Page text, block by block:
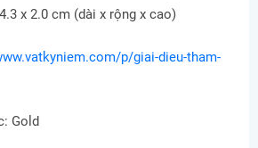
x 2.0 cm (dài x rộng x cao)
p/giai-dieu-tham-
Gold